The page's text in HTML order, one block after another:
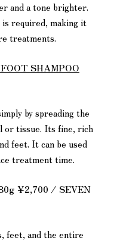
and a tone brighter.
required, making it
treatments.
SHAMPOO
by spreading the
or tissue. Its fine, rich
feet. It can be used
treatment time.
¥2,700 / SEVEN
feet, and the entire